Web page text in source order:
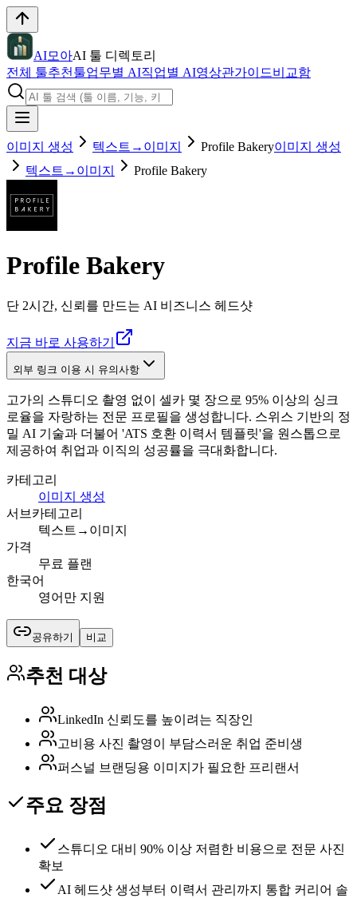
AI모아AI 툴 디렉토리
전체 툴추천툴업무별 AI직업별 AI영상관가이드비교함
이미지 생성 텍스트→이미지 Profile Bakery이미지 생성
텍스트→이미지
Profile Bakery
Profile Bakery
단 2시간, 신뢰를 만드는 AI 비즈니스 헤드샷
지금 바로 사용하기
외부 링크 이용 시 유의사항
고가의 스튜디오 촬영 없이 셀카 몇 장으로 95% 이상의 싱크
로율을 자랑하는 전문 프로필을 생성합니다. 스위스 기반의 정
밀 AI 기술과 더불어 'ATS 호환 이력서 템플릿'을 원스톱으로
제공하여 취업과 이직의 성공률을 극대화합니다.
카테고리
이미지 생성
서브카테고리
텍스트→이미지
가격
무료 플랜
한국어
영어만 지원
공유하기 비교
추천 대상
LinkedIn 신뢰도를 높이려는 직장인
고비용 사진 촬영이 부담스러운 취업 준비생
퍼스널 브랜딩용 이미지가 필요한 프리랜서
주요 장점
스튜디오 대비 90% 이상 저렴한 비용으로 전문 사진
확보
AI 헤드샷 생성부터 이력서 관리까지 통합 커리어 솔